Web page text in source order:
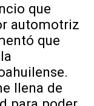
que
automotriz
que
llena de